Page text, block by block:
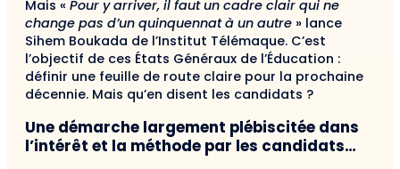
Mais « Pour y arriver, il faut un cadre clair qui ne
change pas d’un quinquennat à un autre » lance
Sihem Boukada de l’Institut Télémaque. C’est
l’objectif de ces États Généraux de l’Éducation :
définir une feuille de route claire pour la prochaine
décennie. Mais qu’en disent les candidats ?
Une démarche largement plébiscitée dans
l’intérêt et la méthode par les candidats…